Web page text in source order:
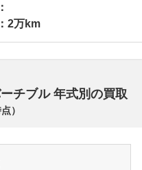
2万km
チブル 年式別の買取
）